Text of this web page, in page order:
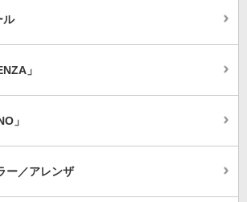
ル
」
」
ー／アレンザ